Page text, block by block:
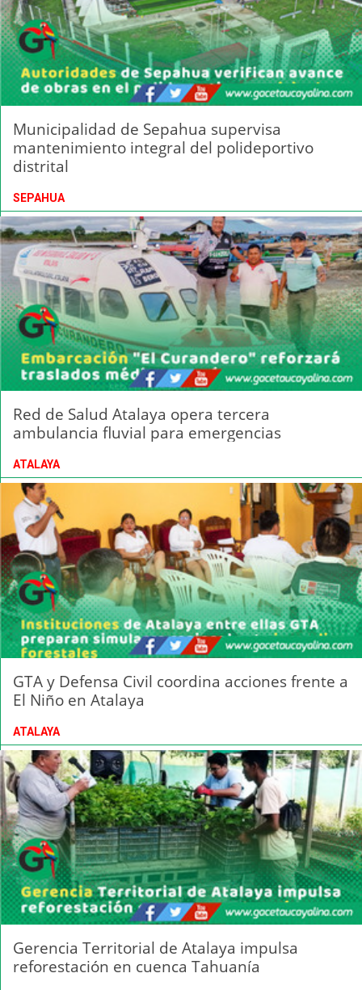
Municipalidad de Sepahua supervisa
mantenimiento integral del polideportivo
distrital
SEPAHUA
Red de Salud Atalaya opera tercera
ambulancia fluvial para emergencias
ATALAYA
GTA y Defensa Civil coordina acciones frente a
El Niño en Atalaya
ATALAYA
Gerencia Territorial de Atalaya impulsa
reforestación en cuenca Tahuanía